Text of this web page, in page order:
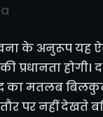
के अनुरूप यह
प्रधानता
का मतलब
पर नहीं देखते